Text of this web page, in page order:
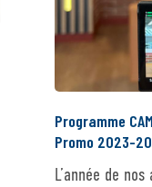
Programme
Promo 2023-
L’année de